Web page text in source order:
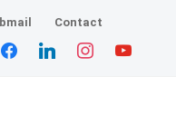
Contact